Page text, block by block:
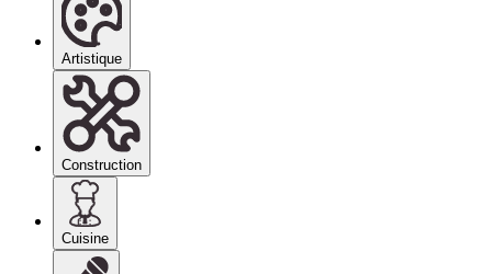
Artistique
Construction
Cuisine